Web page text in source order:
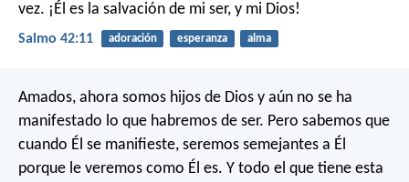
vez. ¡Él es la salvación de mi ser, y mi Dios!
Salmo 42:11 adoración esperanza alma
Amados, ahora somos hijos de Dios y aún no se ha
manifestado lo que habremos de ser. Pero sabemos que
cuando Él se manifieste, seremos semejantes a Él
porque le veremos como Él es. Y todo el que tiene esta